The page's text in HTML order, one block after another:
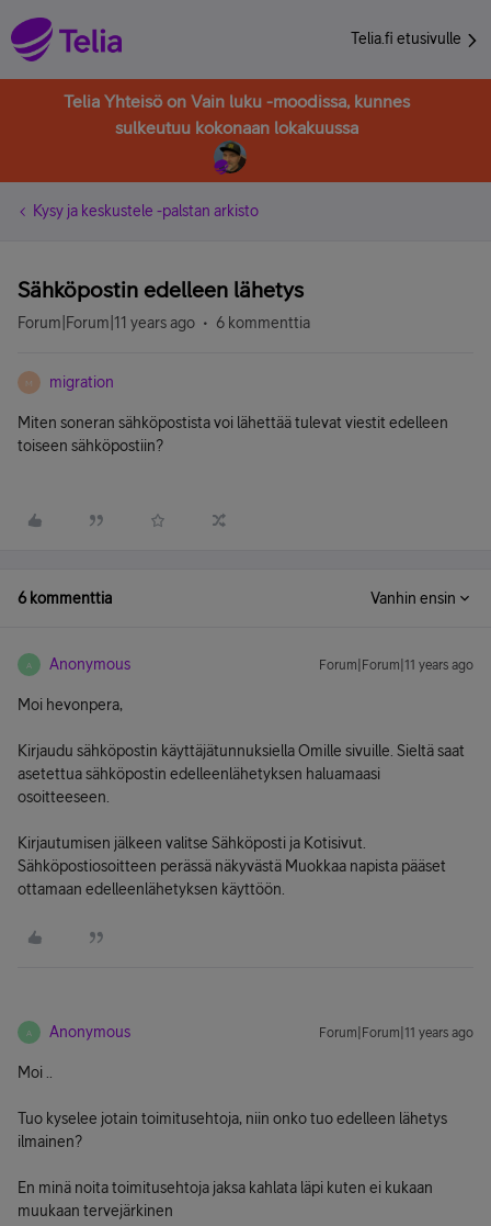
Telia.fi etusivulle
Telia Yhteisö on Vain luku -moodissa, kunnes
sulkeutuu kokonaan lokakuussa
Kysy ja keskustele -palstan arkisto
Sähköpostin edelleen lähetys
Forum|Forum|11 years ago 6 kommenttia
M migration
Miten soneran sähköpostista voi lähettää tulevat viestit edelleen
toiseen sähköpostiin?
6 kommenttia Vanhin ensin
A Anonymous Forum|Forum|11 years ago
Moi hevonpera,
Kirjaudu sähköpostin käyttäjätunnuksiella Omille sivuille. Sieltä saat
asetettua sähköpostin edelleenlähetyksen haluamaasi
osoitteeseen.
Kirjautumisen jälkeen valitse Sähköposti ja Kotisivut.
Sähköpostiosoitteen perässä näkyvästä Muokkaa napista pääset
ottamaan edelleenlähetyksen käyttöön.
A Anonymous Forum|Forum|11 years ago
Moi ..
Tuo kyselee jotain toimitusehtoja, niin onko tuo edelleen lähetys
ilmainen?
En minä noita toimitusehtoja jaksa kahlata läpi kuten ei kukaan
muukaan tervejärkinen